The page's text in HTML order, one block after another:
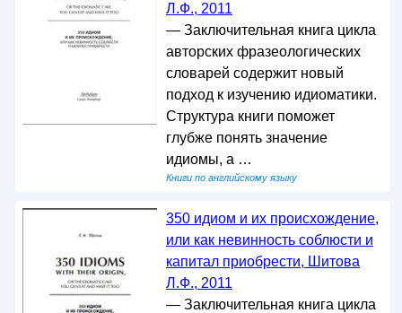
Л.Ф., 2011
— Заключительная книга цикла
авторских фразеологических
словарей содержит новый
подход к изучению идиоматики.
Структура книги поможет
глубже понять значение
идиомы, а …
Книги по английскому языку
350 идиом и их происхождение,
или как невинность соблюсти и
капитал приобрести, Шитова
Л.Ф., 2011
— Заключительная книга цикла